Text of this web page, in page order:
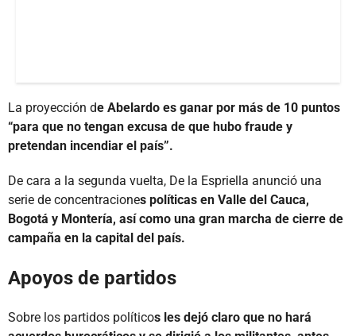
La proyección de Abelardo es ganar por más de 10 puntos
“para que no tengan excusa de que hubo fraude y
pretendan incendiar el país”.
De cara a la segunda vuelta, De la Espriella anunció una
serie de concentraciones políticas en Valle del Cauca,
Bogotá y Montería, así como una gran marcha de cierre de
campaña en la capital del país.
Apoyos de partidos
Sobre los partidos políticos les dejó claro que no hará